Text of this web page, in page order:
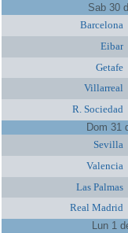
Sab 30
Barcelona
Eibar
Getafe
Villarreal
R. Sociedad
Dom 31
Sevilla
Valencia
Las Palmas
Real Madrid
Lun 1